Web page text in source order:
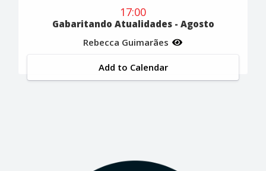
17:00
Gabaritando Atualidades - Agosto
Rebecca Guimarães
Add to Calendar